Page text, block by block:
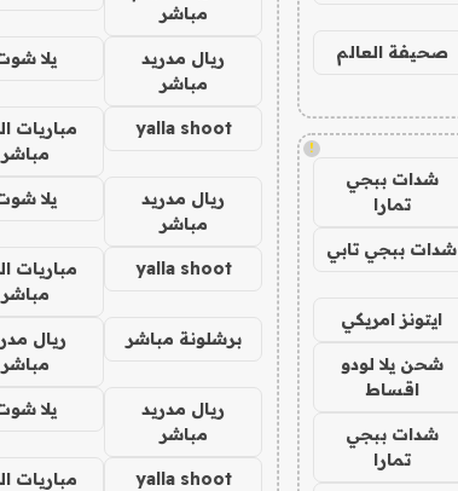
صحيفة العالم
!
شدات ببجي
تمارا
شدات ببجي تابي
ايتونز امريكي
شحن يلا لودو
اقساط
شدات ببجي
تمارا
مباشر
ريال مدريد
مباشر
يلا
yalla shoot
مباريات
مباشر
ريال مدريد
مباشر
يلا
yalla shoot
مباريات
مباشر
برشلونة مباشر
ريال
مباشر
ريال مدريد
مباشر
يلا
yalla shoot
مباريات